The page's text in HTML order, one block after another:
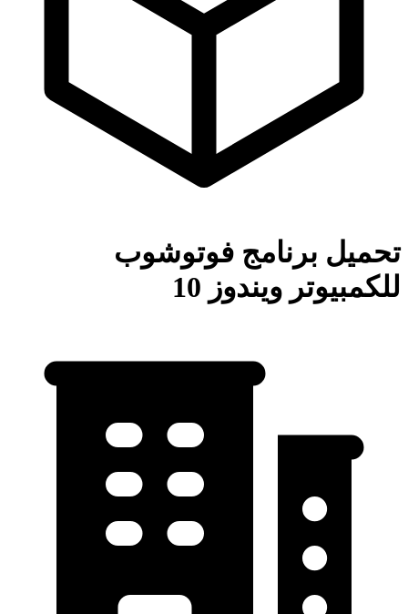
تحميل برنامج فوتوشوب
للكمبيوتر ويندوز 10